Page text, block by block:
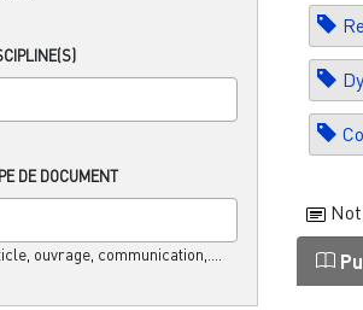
DE DOCUMENT
ouvrage, communication,....